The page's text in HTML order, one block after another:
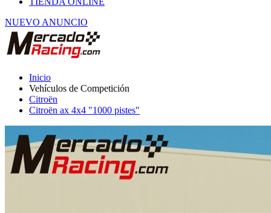
NUEVO ANUNCIO
Vehículos de Competición
Citroën
Citroën ax 4x4 "1000 pistes"